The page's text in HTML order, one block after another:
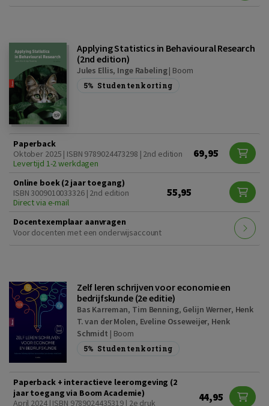
Applying Statistics in Behavioural Research
(2nd edition)
Jules Ellis, Inge Rabeling| Boom
5% Studentenkorting
Paperback
Oktober 2025 | ISBN 9789024473298 | 2nd edition
Levertijd 1-2 werkdagen
69,95
Online boek (2 jaar toegang)
ISBN 3009010033326 | 2nd edition
Direct via e-mail
55,95
Docentexemplaar aanvragen
Voor docenten met een onderwijsaccount
Zelf leren schrijven voor economie en
bedrijfskunde (2e editie)
Bas Karreman, Tim Benning, Gelijn Werner, Henk
T. van der Molen, Eveline Osseweijer, Henk
Schmidt | Boom
5% Studentenkorting
Paperback + interactieve leeromgeving (2
jaar toegang via Boom Academie)
April 2024 | ISBN 9789024435319 | 2e druk
44,95